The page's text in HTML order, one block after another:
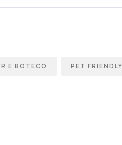
E BOTECO PET FRIENDLY